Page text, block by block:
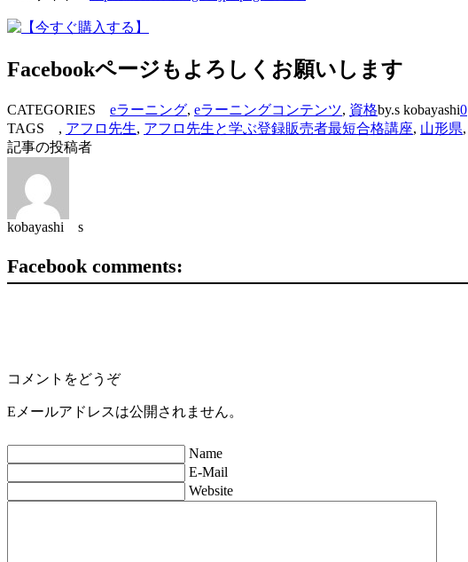
Facebookページもよろしくお願いします
CATEGORIES eラーニング, eラーニングコンテンツ, 資格by.s kobayashi0
TAGS , アフロ先生, アフロ先生と学ぶ登録販売者最短合格講座, 山形県,
記事の投稿者
kobayashi s
Facebook comments:
コメントをどうぞ
Eメールアドレスは公開されません。
Name
E-Mail
Website